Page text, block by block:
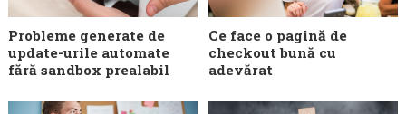
Probleme generate de
update-urile automate
fără sandbox prealabil
Ce face o pagină de
checkout bună cu
adevărat